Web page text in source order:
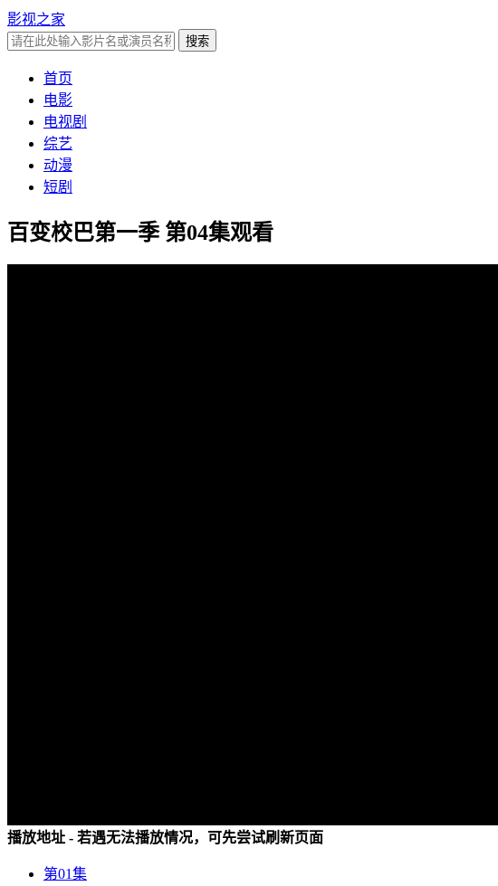
影视之家
首页
电影
电视剧
综艺
动漫
短剧
百变校巴第一季 第04集观看
播放地址 - 若遇无法播放情况，可先尝试刷新页面
第01集